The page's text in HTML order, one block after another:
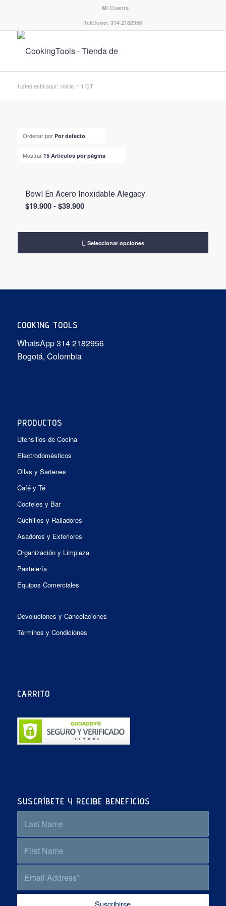
Mi Cuenta
Teléfono: 314 2182956
Usted está aquí: Inicio / 1 QT
Ordenar por Por defecto
Mostrar 15 Artículos por página
Bowl En Acero Inoxidable Alegacy
$19.900 - $39.900Rango
desde
$19.900
Seleccionar opciones
COOKING TOOLS
WhatsApp 314 2182956
Bogotá, Colombia
PRODUCTOS
Utensilios de Cocina
Electrodomésticos
Ollas y Sartenes
Café y Té
Cocteles y Bar
Cuchillos y Ralladores
Asadores y Exteriores
Organización y Limpieza
Pastelería
Equipos Comerciales
Devoluciones y Cancelaciones
Términos y Condiciones
CARRITO
SUSCRÍBETE Y RECIBE BENEFICIOS